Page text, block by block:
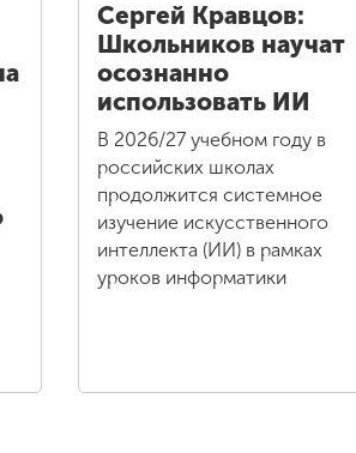
Сергей Кравцов:
Школьников научат
осознанно
использовать ИИ
В 2026/27 учебном году в
российских школах
продолжится системное
изучение искусственного
интеллекта (ИИ) в рамках
уроков информатики